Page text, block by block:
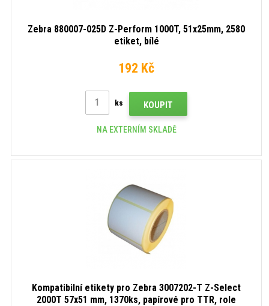
Zebra 880007-025D Z-Perform 1000T, 51x25mm, 2580
etiket, bílé
192 Kč
ks KOUPIT
NA EXTERNÍM SKLADĚ
Kompatibilní etikety pro Zebra 3007202-T Z-Select
2000T 57x51 mm, 1370ks, papírové pro TTR, role